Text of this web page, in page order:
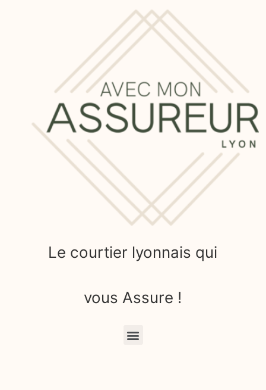
Le courtier lyonnais qui
vous Assure !